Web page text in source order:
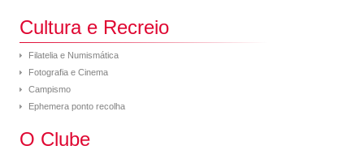
Cultura e Recreio
Filatelia e Numismática
Fotografia e Cinema
Campismo
Ephemera ponto recolha
O Clube